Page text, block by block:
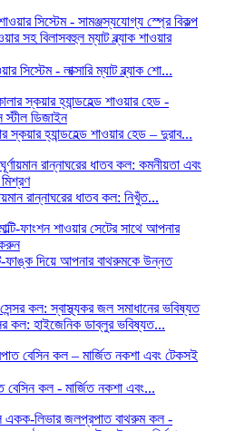
সিস্টেম - লাক্সারি ম্যাট ব্ল্যাক শো...
স্কয়ার হ্যান্ডহেল্ড শাওয়ার হেড – দুরাব...
রান্নাঘরের ধাতব কল: নিখুঁত...
ফাঙ্ক দিয়ে আপনার বাথরুমকে উন্নত
কল: হাইজেনিক ডাব্লুর ভবিষ্যত...
কল - মার্জিত নকশা এবং...